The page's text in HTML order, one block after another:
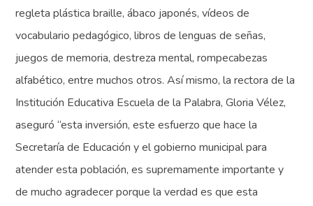
regleta plástica braille, ábaco japonés, vídeos de
vocabulario pedagógico, libros de lenguas de señas,
juegos de memoria, destreza mental, rompecabezas
alfabético, entre muchos otros. Así mismo, la rectora de la
Institución Educativa Escuela de la Palabra, Gloria Vélez,
aseguró “esta inversión, este esfuerzo que hace la
Secretaría de Educación y el gobierno municipal para
atender esta población, es supremamente importante y
de mucho agradecer porque la verdad es que esta